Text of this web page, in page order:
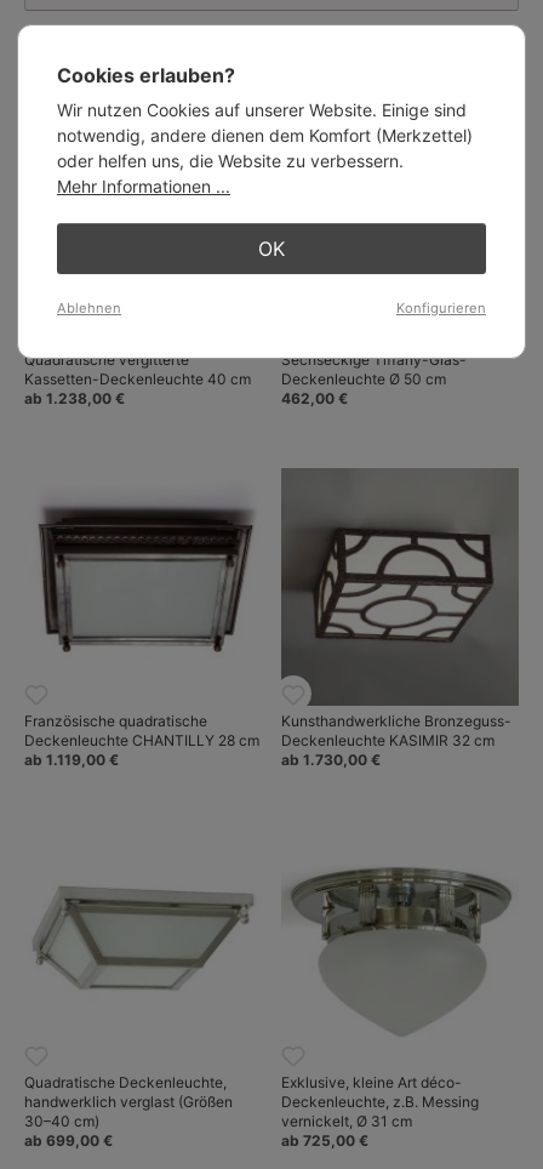
Ähnliche Artikel:
Quadratische vergitterte
Kassetten-Deckenleuchte 40 cm
ab 1.238,00 €
Sechseckige Tiffany-Glas-
Deckenleuchte Ø 50 cm
462,00 €
Französische quadratische
Deckenleuchte CHANTILLY 28 cm
ab 1.119,00 €
Kunsthandwerkliche Bronzeguss-
Deckenleuchte KASIMIR 32 cm
ab 1.730,00 €
Quadratische Deckenleuchte,
handwerklich verglast (Größen
30–40 cm)
ab 699,00 €
Exklusive, kleine Art déco-
Deckenleuchte, z.B. Messing
vernickelt, Ø 31 cm
ab 725,00 €
Cookies erlauben?
Wir nutzen Cookies auf unserer Website. Einige sind
notwendig, andere dienen dem Komfort (Merkzettel)
oder helfen uns, die Website zu verbessern.
Mehr Informationen ...
OK
Ablehnen Konfigurieren